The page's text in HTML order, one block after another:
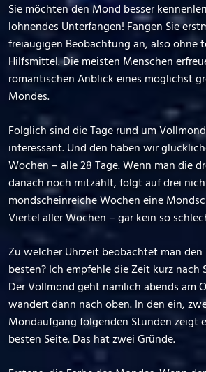
Sie möchten den Mond besser
lohnendes Unterfangen! Fangen Sie
freiäugigen Beobachtung an, also ohne
Hilfsmittel. Die meisten Menschen
romantischen Anblick eines möglichst
Mondes.
Folglich sind die Tage rund um
interessant. Und den haben wir
Wochen – alle 28 Tage. Wenn man die
danach noch mitzählt, folgt auf drei
mondscheinreiche Wochen eine
Viertel aller Wochen – gar kein so
Zu welcher Uhrzeit beobachtet man
besten? Ich empfehle die Zeit kurz nach
Der Vollmond geht nämlich abends am
wandert dann nach oben. In den ein,
Mondaufgang folgenden Stunden zeigt
besten Seite. Das hat zwei Gründe.